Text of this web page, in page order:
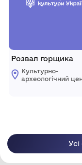
Розвал горщика
Культурно-
археологічний